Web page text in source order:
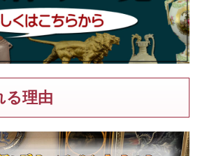
る理由